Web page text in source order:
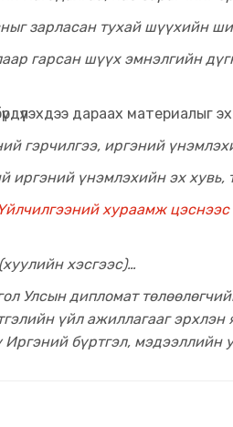
зарласан тухай шүүхийн
гарсан шүүх эмнэлгийн
дараах материалыг
гэрчилгээ, иргэний
иргэний үнэмлэхийн эх хувь,
Үйлчилгээний хураамж цэснээс
хэсгээс)…
Улсын дипломат
үйл ажиллагааг эрхлэн
бүртгэл, мэдээллийн